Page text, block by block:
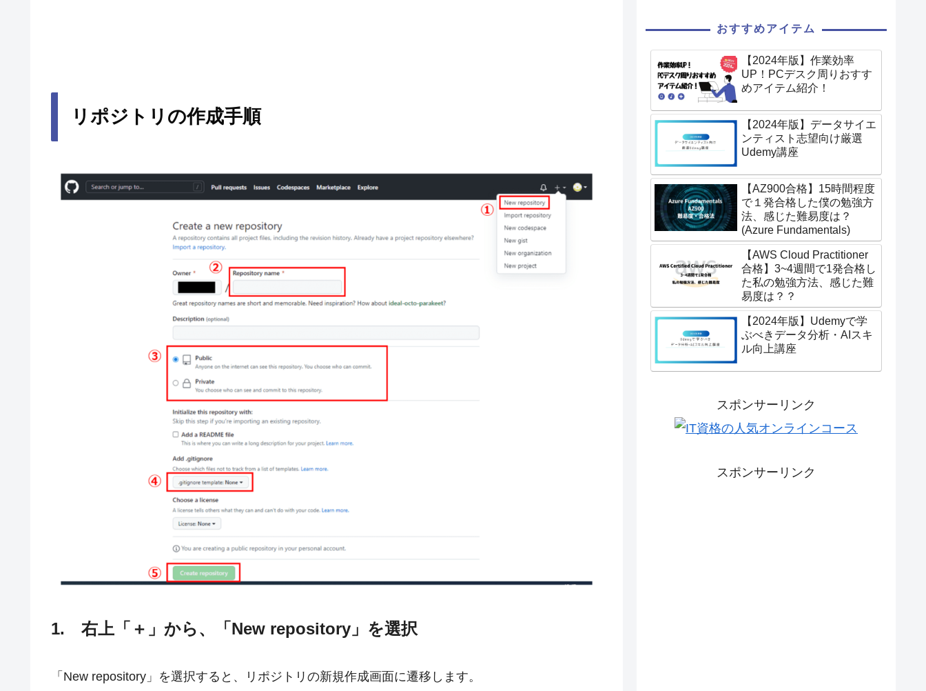
リポジトリの作成手順
1. 右上「＋」から、「New repository」を選択
「New repository」を選択すると、リポジトリの新規作成画面に遷移します。
おすすめアイテム
【2024年版】作業効率
UP！PCデスク周りおすす
めアイテム紹介！
【2024年版】データサイエ
ンティスト志望向け厳選
Udemy講座
【AZ900合格】15時間程度
で１発合格した僕の勉強方
法、感じた難易度は？
(Azure Fundamentals)
【AWS Cloud Practitioner
合格】3~4週間で1発合格し
た私の勉強方法、感じた難
易度は？？
【2024年版】Udemyで学
ぶべきデータ分析・AIスキ
ル向上講座
スポンサーリンク
スポンサーリンク